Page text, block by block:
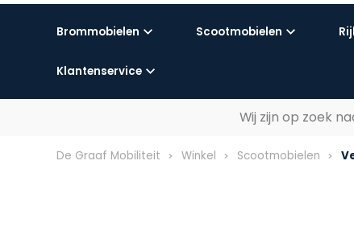
Brommobielen Scootmobielen
Klantenservice
Wij zijn op zoek
De Graaf Mobiliteit Winkel Scootmobielen